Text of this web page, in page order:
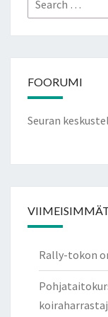
for:
FOORUMI
Seuran
Rally-tokon